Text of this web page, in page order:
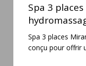
places
Mirana
Spa 3
Spa 3 places
conçu pour offrir